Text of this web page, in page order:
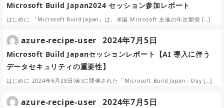
Microsoft Build Japan2024 セッション参加レポート
はじめに 「Microsoft Build Japan」は、米国 Microsoft 主催の年次開発 […]
Microsoft Build Japanセッションレポート【AI 導入に伴う
データセキュリティの重要性】
はじめに 2024年6月28日(金)に開催された「Microsoft Build Japan」Day […]
azure-recipe-user 2024年7月5日
azure-recipe-user 2024年7月5日